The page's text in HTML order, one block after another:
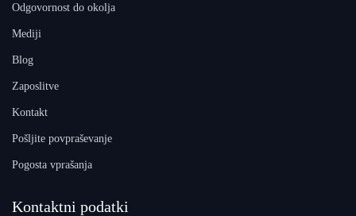
Odgovornost do okolja
Mediji
Blog
Zaposlitve
Kontakt
Pošljite povpraševanje
Pogosta vprašanja
Kontaktni podatki